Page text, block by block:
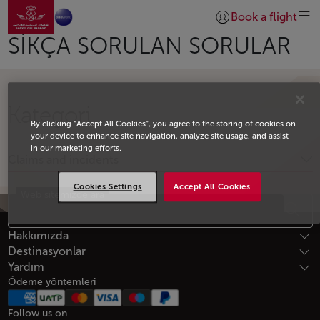
Skip to Main Content
Ana sayfaya gitGiriş yap | Katıl)
Book a flight
SIKÇA SORULAN SORULAR
Kategori
Altbilgi Site haritası
Web sitemizde ara
Hakkımızda
Destinasyonlar
Yardım
Ödeme yöntemleri
Follow us on
By clicking “Accept All Cookies”, you agree to the storing of cookies on
your device to enhance site navigation, analyze site usage, and assist
in our marketing efforts.
Accept All Cookies
Cookies Settings